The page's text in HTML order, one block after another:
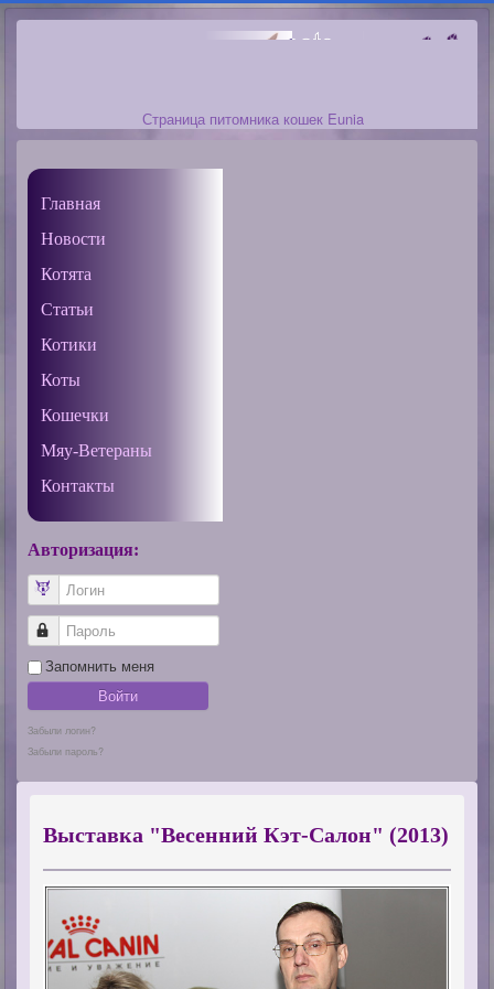
Страница питомника кошек Eunia
Главная
Новости
Котята
Статьи
Котики
Коты
Кошечки
Мяу-Ветераны
Контакты
Авторизация:
Логин
Пароль
Запомнить меня
Войти
Забыли логин?
Забыли пароль?
Выставка "Весенний Кэт-Салон" (2013)